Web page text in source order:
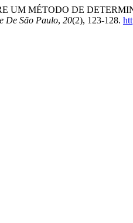
UM MÉTODO DE
De São Paulo, 20(2), 123-128.